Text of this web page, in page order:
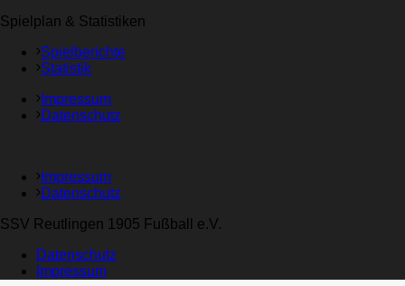
Spielplan & Statistiken
Spielberichte
Statistik
Impressum
Datenschutz
Impressum
Datenschutz
SSV Reutlingen 1905 Fußball e.V.
Datenschutz
Impressum